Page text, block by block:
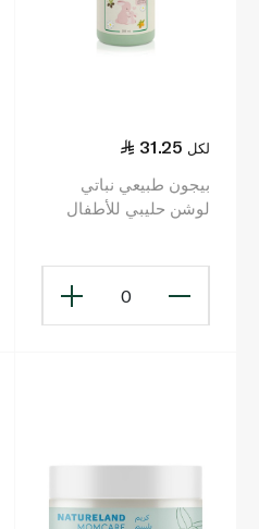
31.25 لكل
بيجون طبيعي نباتي
لوشن حليبي للأطفال
0